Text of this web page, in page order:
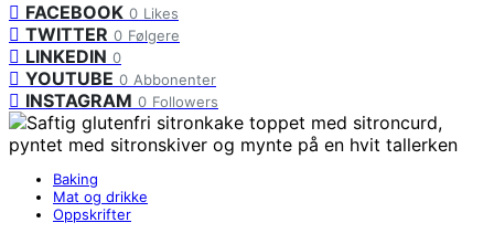
FACEBOOK 0 Likes
TWITTER 0 Følgere
LINKEDIN 0
YOUTUBE 0 Abbonenter
INSTAGRAM 0 Followers
Baking
Mat og drikke
Oppskrifter